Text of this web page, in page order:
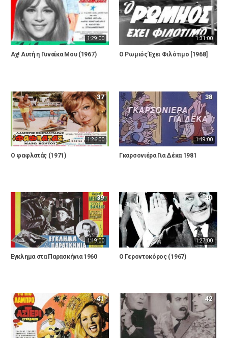
1:29:00
Αχ! Αυτή η Γυναίκα Μου (1967)
1:31:00
Ο Ρωμιός Έχει Φιλότιμο [1968]
1:26:00
37
Ο φαφλατάς (1971)
1:49:00
38
Γκαρσονιέρα Για Δέκα 1981
1:19:00
39
Έγκλημα στα Παρασκήνια 1960
1:27:00
40
Ο Γεροντοκόρος (1967)
41 42